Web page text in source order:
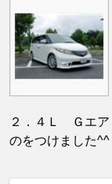
２．４Ｌ Ｇエア
のをつけました